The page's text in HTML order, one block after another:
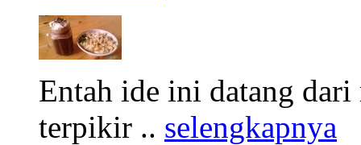
Entah ide ini datang dari
terpikir .. selengkapnya